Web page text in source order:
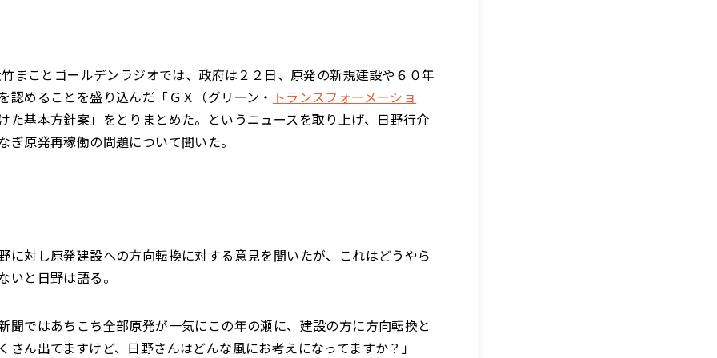
まことゴールデンラジオでは、政府は２２日、原発の新規建設や６０年
認めることを盛り込んだ「ＧＸ（グリーン・ トランスフォーメーショ
た基本方針案」をとりまとめた。というニュースを取り上げ、日野行介
ぎ原発再稼働の問題について聞いた。
に対し原発建設への方向転換に対する意見を聞いたが、これはどうやら
いと日野は語る。
聞ではあちこち全部原発が一気にこの年の瀬に、建設の方に方向転換と
さん出てますけど、日野さんはどんな風にお考えになってますか？」